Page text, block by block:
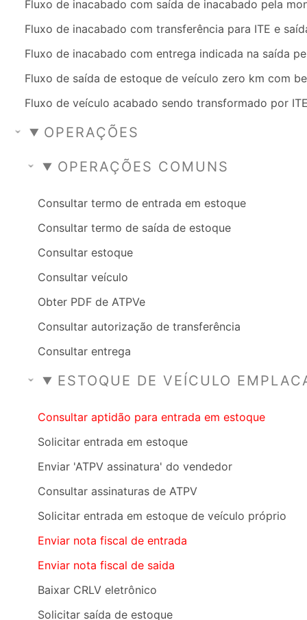
Fluxo de inacabado com saída de inacabado pela
Fluxo de inacabado com transferência para ITE e
Fluxo de inacabado com entrega indicada na saída
Fluxo de saída de estoque de veículo zero km com
Fluxo de veículo acabado sendo transformado por
OPERAÇÕES
OPERAÇÕES COMUNS
Consultar termo de entrada em estoque
Consultar termo de saída de estoque
Consultar estoque
Consultar veículo
Obter PDF de ATPVe
Consultar autorização de transferência
Consultar entrega
ESTOQUE DE VEÍCULO
Consultar aptidão para entrada em estoque
Solicitar entrada em estoque
Enviar 'ATPV assinatura' do vendedor
Consultar assinaturas de ATPV
Solicitar entrada em estoque de veículo próprio
Enviar nota fiscal de entrada
Enviar nota fiscal de saida
Baixar CRLV eletrônico
Solicitar saída de estoque